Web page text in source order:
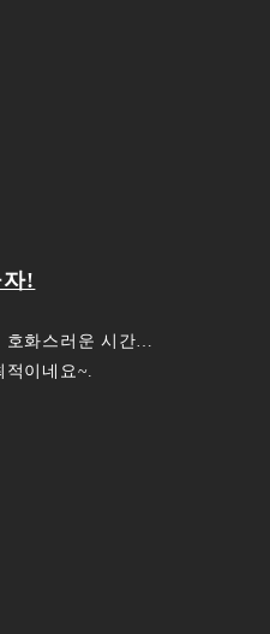
!
호화스러운 시간…
적이네요~.